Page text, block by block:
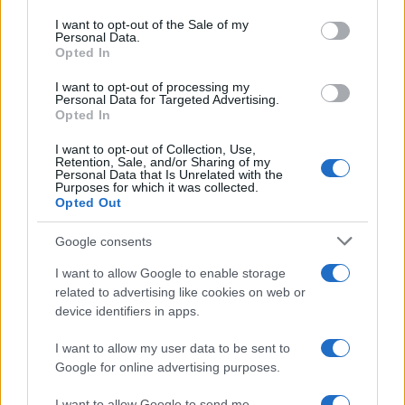
consent section.
I want to opt-out of the Sale of my
Personal Data.
Opted In
I want to opt-out of processing my
Personal Data for Targeted Advertising.
Opted In
I want to opt-out of Collection, Use,
Retention, Sale, and/or Sharing of my
Personal Data that Is Unrelated with the
Purposes for which it was collected.
Opted Out
Google consents
I want to allow Google to enable storage
related to advertising like cookies on web or
device identifiers in apps.
I want to allow my user data to be sent to
Google for online advertising purposes.
της μητρότητας, των παιδιών, των αναπήρων και
των ευάλωτων ομάδων.
«Το δικό σας Σύνταγμα είναι τα
κέρδη των λίγων»
Κλείνοντας, ο πρόεδρος του ΣΥΡΙΖΑ συνέδεσε
τη συνταγματική συζήτηση με την ανάγκη
προοδευτικής διακυβέρνησης, υποστηρίζοντας
ότι οι αλλαγές που απαιτούνται προϋποθέτουν
άλλη πολιτική κατεύθυνση.
εις βάρος των πολλών», είπε, κατηγορώντας την
κυβέρνηση ότι υπηρετεί «τα καρτέλ και τη
διαπλοκή».